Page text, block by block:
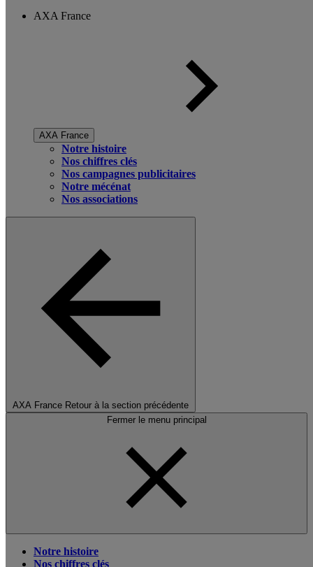
AXA France
AXA France
Notre histoire
Nos chiffres clés
Nos campagnes publicitaires
Notre mécénat
Nos associations
AXA France Retour à la section précédente
Fermer le menu principal
Notre histoire
Nos chiffres clés